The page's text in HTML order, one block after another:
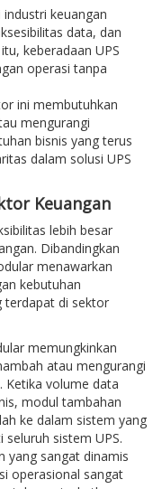
industri keuangan
data, dan
keberadaan UPS
operasi tanpa
ini membutuhkan
mengurangi
bisnis yang terus
dalam solusi UPS
Keuangan
lebih besar
Dibandingkan
menawarkan
kebutuhan
terdapat di sektor
memungkinkan
atau mengurangi
Ketika volume data
modul tambahan
ke dalam sistem yang
sistem UPS.
yang sangat dinamis
operasional sangat